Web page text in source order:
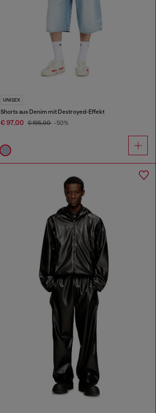
UNISEX
Shorts aus Denim mit Destroyed-Effekt
€ 97,00 € 195,00 -50%